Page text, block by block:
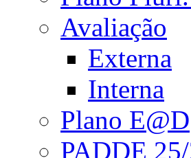
Avaliação
Externa
Interna
Plano E@D
PADDE